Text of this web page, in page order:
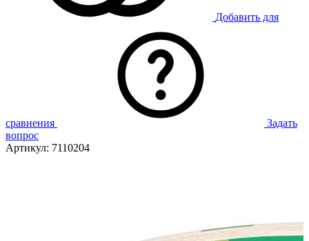
Добавить для
сравнения
Задать
вопрос
Артикул: 7110204